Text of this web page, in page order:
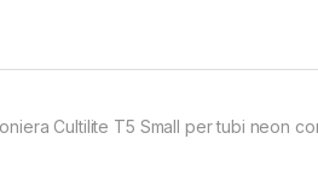
Cultilite T5 Small per tubi neon